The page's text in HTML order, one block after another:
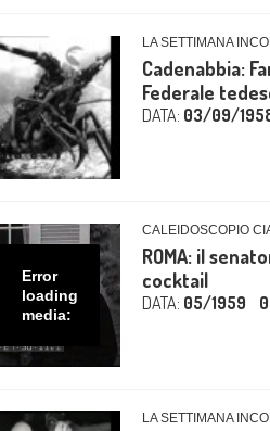
LA SETTIMANA
Cadenabbia:
Federale
DATA: 03/09/
Error
loading
media:
CALEIDOSCOPIO
ROMA: il
cocktail
DATA: 05/1959
LA SETTIMANA